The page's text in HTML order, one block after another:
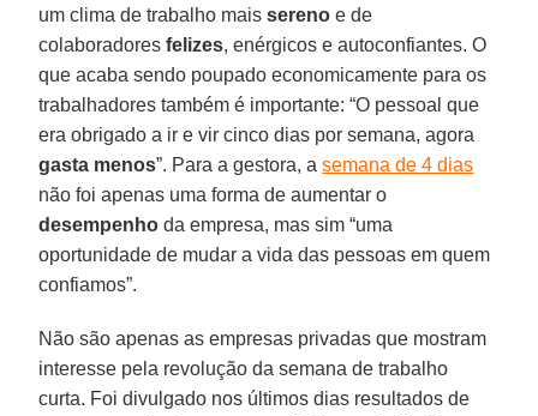
um clima de trabalho maissereno e de
colaboradoresfelizes, enérgicos e autoconfiantes. O
que acaba sendo poupado economicamente para os
trabalhadores também é importante: “O pessoal que
era obrigado a ir e vir cinco dias por semana, agora
gasta menos”. Para a gestora, asemana de 4 dias
não foi apenas uma forma de aumentar o
desempenho da empresa, mas sim “uma
oportunidade de mudar a vida das pessoas em quem
confiamos”.
Não são apenas as empresas privadas que mostram
interesse pela revolução da semana de trabalho
curta. Foi divulgado nos últimos dias resultados de